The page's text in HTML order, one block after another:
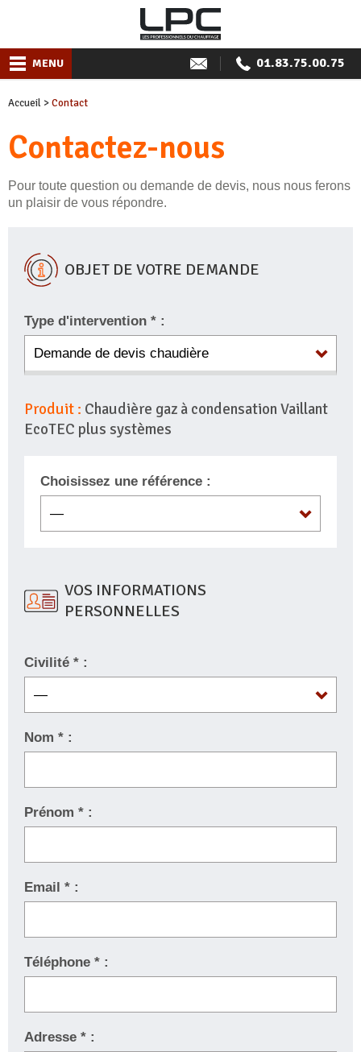
MENU 01.83.75.00.75
Accueil >Contact
Contactez-nous
Pour toute question ou demande de devis, nous nous ferons
un plaisir de vous répondre.
OBJET DE VOTRE DEMANDE
Type d'intervention * :
Produit : Chaudière gaz à condensation Vaillant
EcoTEC plus systèmes
Choisissez une référence :
VOS INFORMATIONS
PERSONNELLES
Civilité * :
Nom * :
Prénom * :
Email * :
Téléphone * :
Adresse * :